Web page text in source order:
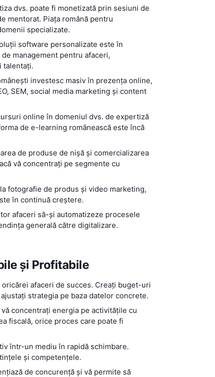
dvs. poate fi monetizată prin sesiuni de
mentorat. Piața română pentru
specializate.
software personalizate este în
management pentru afaceri,
talentați.
investesc masiv în prezența online,
SEM, social media marketing și content
online în domeniul dvs. de expertiză
de e-learning românească este încă
de produse de nișă și comercializarea
vă concentrați pe segmente cu
fotografie de produs și video marketing,
în continuă creștere.
afaceri să-și automatizeze procesele
generală către digitalizare.
și Profitabile
afaceri de succes. Creați buget-uri
strategia pe baza datelor concrete.
concentrați energia pe activitățile cu
fiscală, orice proces care poate fi
într-un mediu în rapidă schimbare.
și competențele.
de concurență și vă permite să